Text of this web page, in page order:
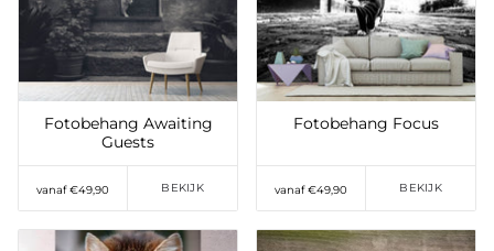
Toevoegen aan
verlanglijst
Fotobehang Awaiting
Guests
vanaf €49,90 BEKIJK
Toevoegen aan
verlanglijst
Fotobehang Focus
vanaf €49,90 BEKIJK